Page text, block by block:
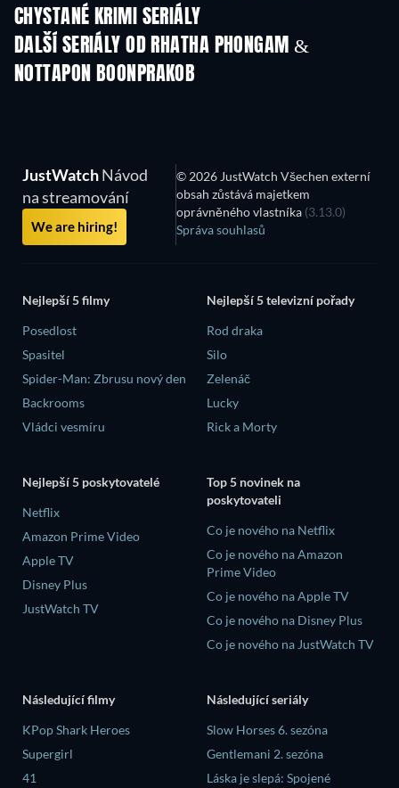
CHYSTANÉ KRIMI SERIÁLY
Řada 6
DALŠÍ SERIÁLY OD RHATHA PHONGAM &
NOTTAPON BOONPRAKOB
TV
JustWatchNávod
na streamování
We are hiring!
© 2026 JustWatch Všechen externí
obsah zůstává majetkem
oprávněného vlastníka (3.13.0)
Správa souhlasů
Nejlepší 5 filmy
Posedlost
Spasitel
Spider-Man: Zbrusu nový den
Backrooms
Vládci vesmíru
Nejlepší 5 televizní pořady
Rod draka
Silo
Zelenáč
Lucky
Rick a Morty
Nejlepší 5 poskytovatelé
Netflix
Amazon Prime Video
Apple TV
Disney Plus
JustWatch TV
Top 5 novinek na
poskytovateli
Co je nového na Netflix
Co je nového na Amazon
Prime Video
Co je nového na Apple TV
Co je nového na Disney Plus
Co je nového na JustWatch TV
Následující filmy
KPop Shark Heroes
Supergirl
41
Následující seriály
Slow Horses 6. sezóna
Gentlemani 2. sezóna
Láska je slepá: Spojené